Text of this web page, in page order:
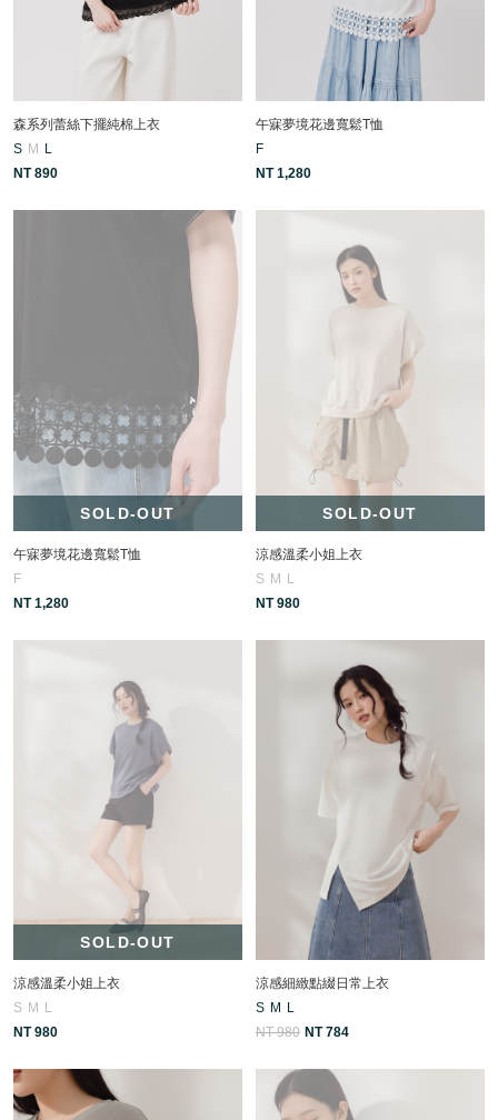
森系列蕾絲下擺純棉上衣
S M
L
NT 890
午寐夢境花邊寬鬆T恤
F
NT 1,280
SOLD-OUT
午寐夢境花邊寬鬆T恤
F
NT 1,280
SOLD-OUT
涼感溫柔小姐上衣
S M L
NT 980
SOLD-OUT
涼感溫柔小姐上衣
S M
L
NT 980
涼感細緻點綴日常上衣
S M
L
NT 980 NT 784